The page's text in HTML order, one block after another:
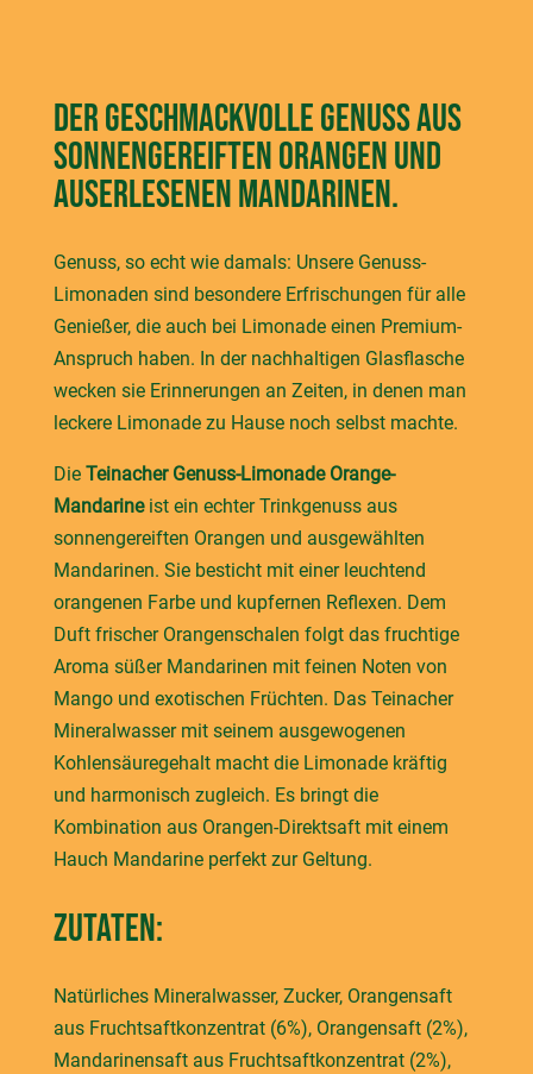
Der geschmackvolle Genuss aus
sonnengereiften Orangen und
auserlesenen Mandarinen.
Genuss, so echt wie damals: Unsere Genuss-
Limonaden sind besondere Erfrischungen für alle
Genießer, die auch bei Limonade einen Premium-
Anspruch haben. In der nachhaltigen Glasflasche
wecken sie Erinnerungen an Zeiten, in denen man
leckere Limonade zu Hause noch selbst machte.
Die Teinacher Genuss-Limonade Orange-
Mandarineist ein echter Trinkgenuss aus
sonnengereiften Orangen und ausgewählten
Mandarinen. Sie besticht mit einer leuchtend
orangenen Farbe und kupfernen Reflexen. Dem
Duft frischer Orangenschalen folgt das fruchtige
Aroma süßer Mandarinen mit feinen Noten von
Mango und exotischen Früchten. Das Teinacher
Mineralwasser mit seinem ausgewogenen
Kohlensäuregehalt macht die Limonade kräftig
und harmonisch zugleich. Es bringt die
Kombination aus Orangen-Direktsaft mit einem
Hauch Mandarine perfekt zur Geltung.
Zutaten:
Natürliches Mineralwasser, Zucker, Orangensaft
aus Fruchtsaftkonzentrat (6%), Orangensaft (2%),
Mandarinensaft aus Fruchtsaftkonzentrat (2%),